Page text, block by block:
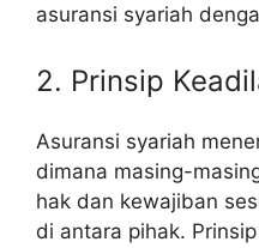
asuransi syariah
2. Prinsip
Asuransi syariah
dimana masing-
hak dan kewajiban
di antara pihak.